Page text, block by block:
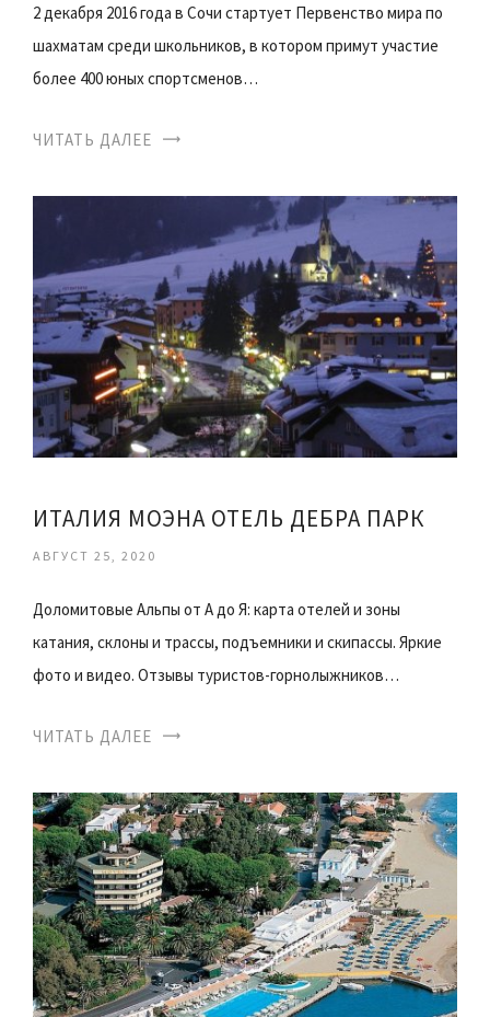
2 декабря 2016 года в Сочи стартует Первенство мира по
шахматам среди школьников, в котором примут участие
более 400 юных спортсменов…
ЧИТАТЬ ДАЛЕЕ
ИТАЛИЯ МОЭНА ОТЕЛЬ ДЕБРА ПАРК
АВГУСТ 25, 2020
Доломитовые Альпы от А до Я: карта отелей и зоны
катания, склоны и трассы, подъемники и скипассы. Яркие
фото и видео. Отзывы туристов-горнолыжников…
ЧИТАТЬ ДАЛЕЕ